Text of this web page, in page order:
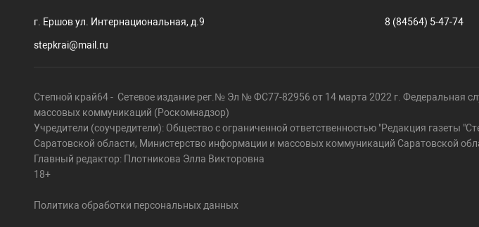
г. Ершов ул. Интернациональная, д.9
stepkrai@mail.ru
8 (84564) 5-47-74
Степной край64 - Сетевое издание рег.№ Эл № ФС77-82956 от 14 марта 2022 г. Федеральная
массовых коммуникаций (Роскомнадзор)
Учредители (соучредители): Общество с ограниченной ответственностью "Редакция газеты
Саратовской области, Министерство информации и массовых коммуникаций Саратовской
Главный редактор: Плотникова Элла Викторовна
18+
Политика обработки персональных данных